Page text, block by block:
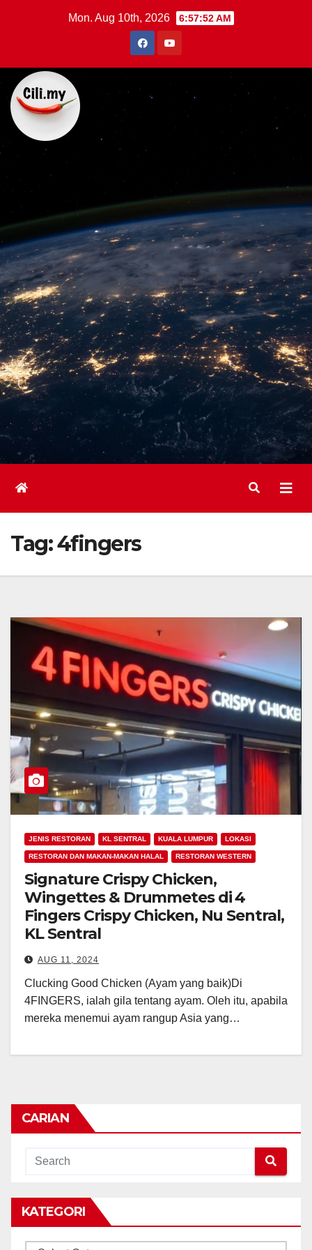
Mon. Aug 10th, 2026 6:57:53 AM
Tag:4fingers
JENIS RESTORAN KL SENTRAL KUALA LUMPUR LOKASI
RESTORAN DAN MAKAN-MAKAN HALAL RESTORAN WESTERN
Signature Crispy Chicken,
Wingettes & Drummetes di 4
Fingers Crispy Chicken, Nu Sentral,
KL Sentral
AUG 11, 2024
Clucking Good Chicken (Ayam yang baik)Di
4FINGERS, ialah gila tentang ayam. Oleh itu, apabila
mereka menemui ayam rangup Asia yang…
CARIAN
KATEGORI